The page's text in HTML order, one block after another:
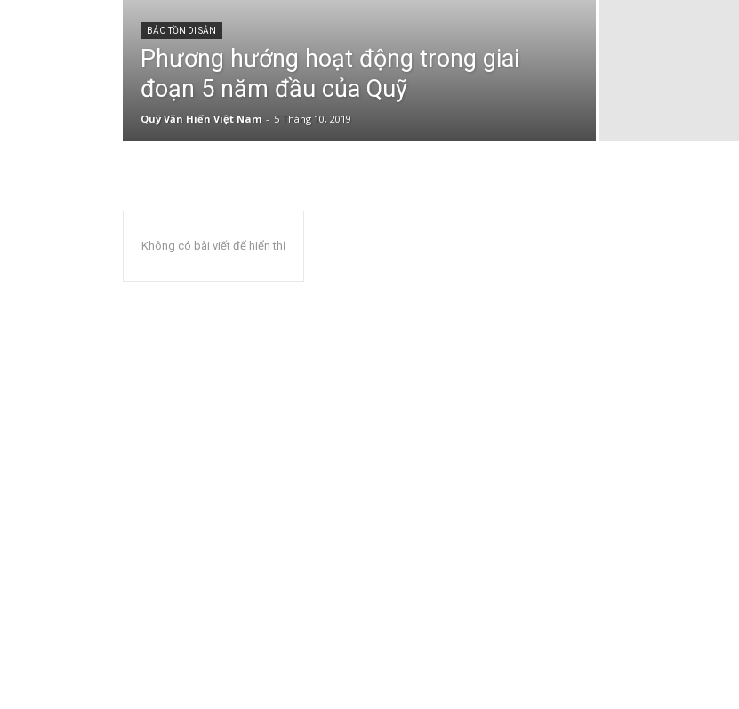
BẢO TỒN DI SẢN
Phương hướng hoạt động trong giai
đoạn 5 năm đầu của Quỹ
Quỹ Văn Hiến Việt Nam - 5 Tháng 10, 2019
Không có bài viết để hiển thị